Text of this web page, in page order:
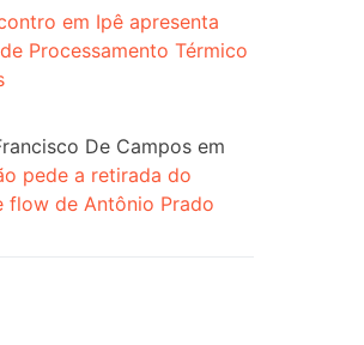
em Ipê apresenta
Processamento Térmico
De Campos em
pede a retirada do
flow de Antônio Prado